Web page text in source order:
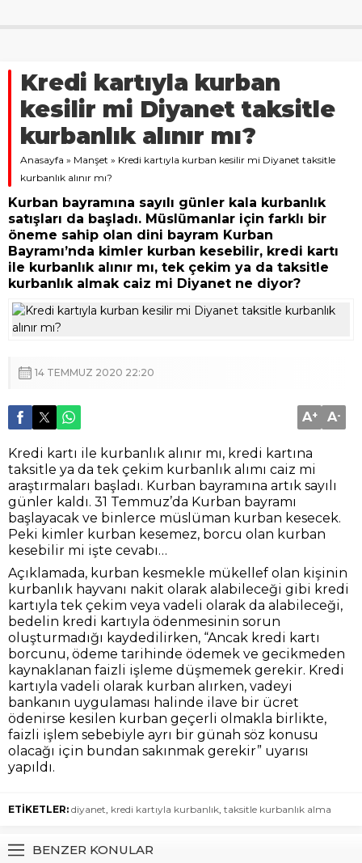
Kredi kartıyla kurban
kesilir mi Diyanet taksitle
kurbanlık alınır mı?
Anasayfa » Manşet » Kredi kartıyla kurban kesilir mi Diyanet taksitle
kurbanlık alınır mı?
Kurban bayramına sayılı günler kala kurbanlık
satışları da başladı. Müslümanlar için farklı bir
öneme sahip olan dini bayram Kurban
Bayramı’nda kimler kurban kesebilir, kredi kartı
ile kurbanlık alınır mı, tek çekim ya da taksitle
kurbanlık almak caiz mi Diyanet ne diyor?
14 TEMMUZ 2020 22:20
A+ A-
Kredi kartı ile kurbanlık alınır mı, kredi kartına
taksitle ya da tek çekim kurbanlık alımı caiz mi
araştırmaları başladı. Kurban bayramına artık sayılı
günler kaldı. 31 Temmuz’da Kurban bayramı
başlayacak ve binlerce müslüman kurban kesecek.
Peki kimler kurban kesemez, borcu olan kurban
kesebilir mi işte cevabı…
Açıklamada, kurban kesmekle mükellef olan kişinin
kurbanlık hayvanı nakit olarak alabileceği gibi kredi
kartıyla tek çekim veya vadeli olarak da alabileceği,
bedelin kredi kartıyla ödenmesinin sorun
oluşturmadığı kaydedilirken, “Ancak kredi kartı
borcunu, ödeme tarihinde ödemek ve gecikmeden
kaynaklanan faizli işleme düşmemek gerekir. Kredi
kartıyla vadeli olarak kurban alırken, vadeyi
bankanın uygulaması halinde ilave bir ücret
ödenirse kesilen kurban geçerli olmakla birlikte,
faizli işlem sebebiyle ayrı bir günah söz konusu
olacağı için bundan sakınmak gerekir” uyarısı
yapıldı.
ETİKETLER: diyanet, kredi kartıyla kurbanlık, taksitle kurbanlık alma
BENZER KONULAR